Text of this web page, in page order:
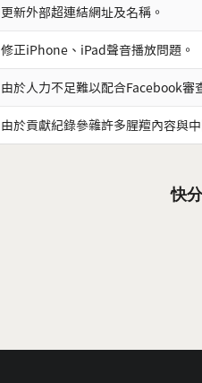
更新外部超連結網址及名稱。
修正iPhone、iPad聲音播放問題。
由於人力不足難以配合Facebook審
由於貢獻紀錄參雜許多腥羶內容與
快